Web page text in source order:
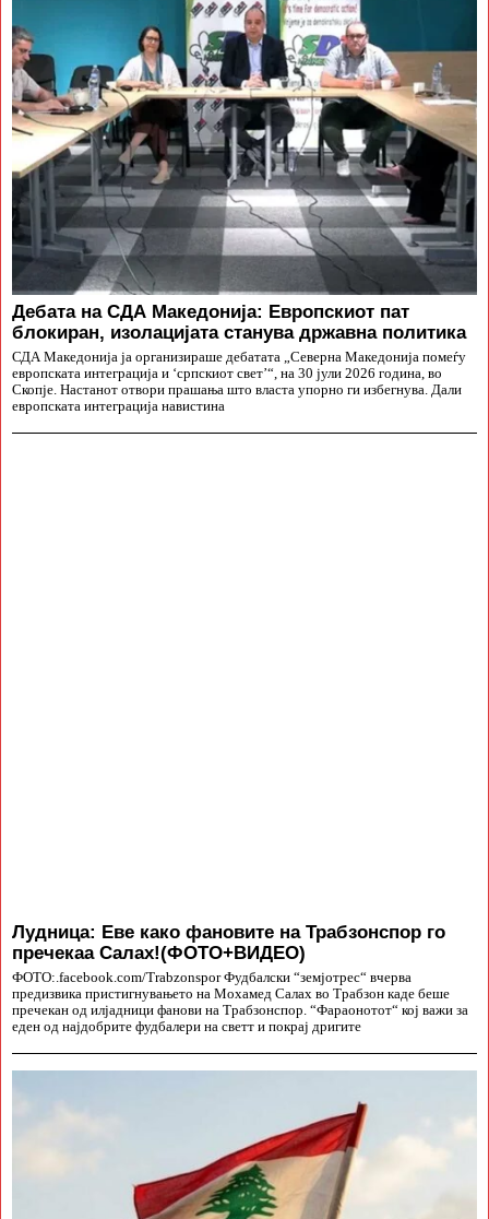
Дебата на СДА Македонија: Европскиот пат
блокиран, изолацијата станува државна политика
СДА Македонија ја организираше дебатата „Северна Македонија помеѓу
европската интеграција и ‘српскиот свет’“, на 30 јули 2026 година, во
Скопје. Настанот отвори прашања што власта упорно ги избегнува. Дали
европската интеграција навистина
Лудница: Еве како фановите на Трабзонспор го
пречекаа Салах!(ФОТО+ВИДЕО)
ФОТО:.facebook.com/Trabzonspor Фудбалски “земјотрес“ вчерва
предизвика пристигнувањето на Мохамед Салах во Трабзон каде беше
пречекан од илјадници фанови на Трабзонспор. “Фараонотот“ кој важи за
еден од најдобрите фудбалери на светт и покрај дригите